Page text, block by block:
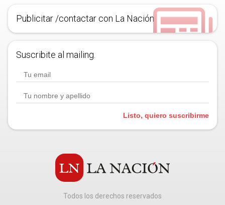
Publicitar /contactar con La Nación
Suscribite al mailing.
Listo, quiero suscribirme
Todos los derechos reservados